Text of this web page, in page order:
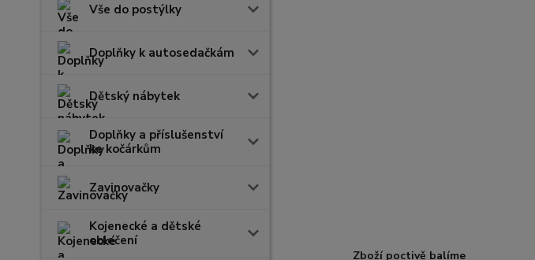
Vše do postýlky
Doplňky k autosedačkám
Dětský nábytek
Doplňky a příslušenství
ke kočárkům
Zavinovačky
Kojenecké a dětské
oblečení
Zboží poctivě balíme